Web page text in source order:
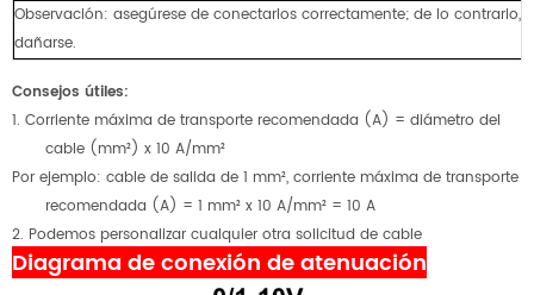
Observación: asegúrese de conectarlos correctamente; de lo
dañarse.
Consejos útiles:
1. Corriente máxima de transporte recomendada (A) = diámetro del
cable (mm²) x 10 A/mm²
Por ejemplo: cable de salida de 1 mm², corriente máxima de transporte
recomendada (A) = 1 mm² x 10 A/mm² = 10 A
2. Podemos personalizar cualquier otra solicitud de cable
Diagrama de conexión de atenuación